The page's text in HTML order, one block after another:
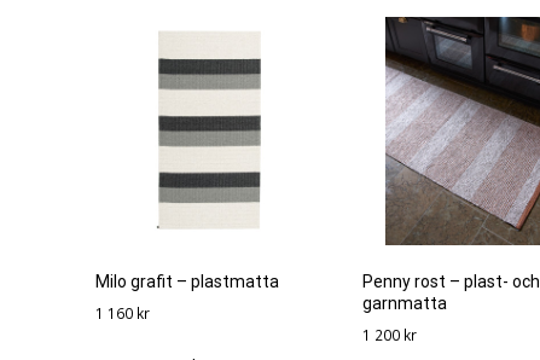
Milo grafit – plastmatta
1 160 kr
Penny rost – plast- och
garnmatta
1 200 kr